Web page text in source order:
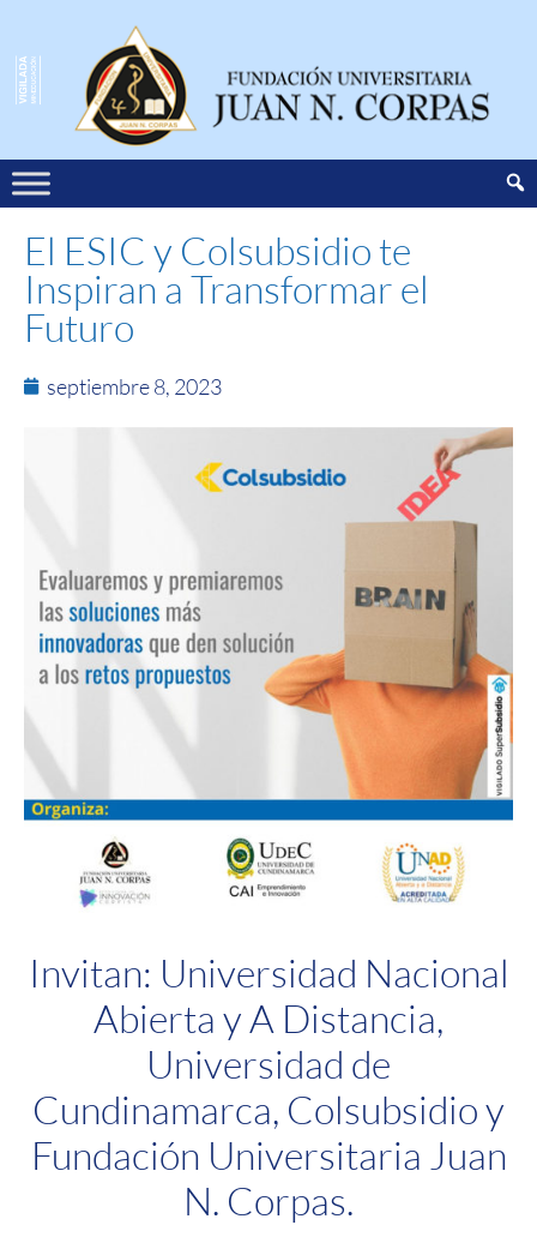
El ESIC y Colsubsidio te
Inspiran a Transformar el
Futuro
septiembre 8, 2023
Invitan: Universidad Nacional
Abierta y A Distancia,
Universidad de
Cundinamarca, Colsubsidio y
Fundación Universitaria Juan
N. Corpas.